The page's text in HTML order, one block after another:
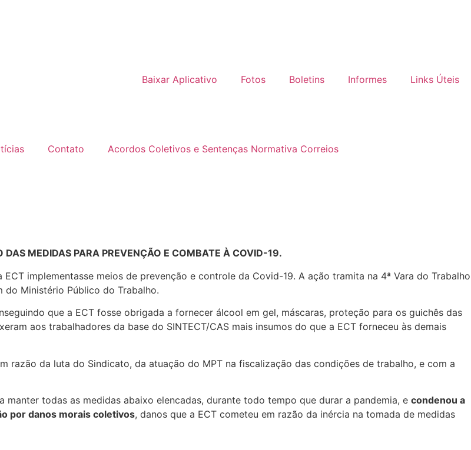
Baixar Aplicativo Fotos Boletins Informes Links Úteis
Contato Acordos Coletivos e Sentenças Normativa Correios
MEDIDAS PARA PREVENÇÃO E COMBATE À COVID-19.
implementasse meios de prevenção e controle da Covid-19. A ação tramita na 4ª Vara do Trabalho
do Ministério Público do Trabalho.
que a ECT fosse obrigada a fornecer álcool em gel, máscaras, proteção para os guichês das
aos trabalhadores da base do SINTECT/CAS mais insumos do que a ECT forneceu às demais
razão da luta do Sindicato, da atuação do MPT na fiscalização das condições de trabalho, e com a
manter todas as medidas abaixo elencadas, durante todo tempo que durar a pandemia, e condenou a
por danos morais coletivos, danos que a ECT cometeu em razão da inércia na tomada de medidas